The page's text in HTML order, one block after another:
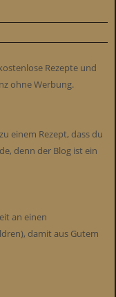
Rezepte und
ohne Werbung.
einem Rezept, dass du
denn der Blog ist ein
an einen
damit aus Gutem